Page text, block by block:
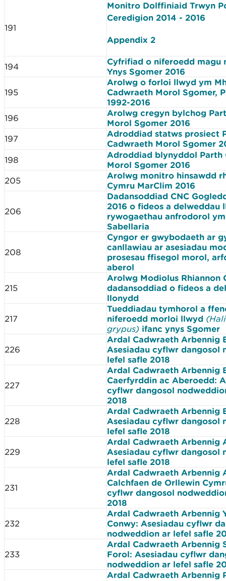
191
Monitro Dolffiniaid Trwyn
Ceredigion 2014 - 2016
Appendix 2
194
Cyfrifiad o niferoedd magu
Ynys Sgomer 2016
195
Arolwg o forloi llwyd ym
Cadwraeth Morol Sgomer,
1992-2016
196
Arolwg cregyn bylchog
Morol Sgomer 2016
197
Adroddiad statws prosiect
Cadwraeth Morol Sgomer
198
Adroddiad blynyddol Parth
Morol Sgomer 2016
205
Arolwg monitro hinsawdd
Cymru MarClim 2016
206
Dadansoddiad CNC
2016 o fideos a delweddau
rywogaethau anfrodorol
Sabellaria
208
Cyngor er gwybodaeth ar
canllawiau ar asesiadau
prosesau ffisegol morol,
aberol
215
Arolwg Modiolus Rhiannon
dadansoddiad o fideos a
llonydd
217
Tueddiadau tymhorol a
niferoedd morloi llwyd
grypus) ifanc ynys Sgomer
226
Ardal Cadwraeth Arbennig
Asesiadau cyflwr dangosol
lefel safle 2018
227
Ardal Cadwraeth Arbennig
Caerfyrddin ac Aberoedd:
cyflwr dangosol
2018
228
Ardal Cadwraeth Arbennig
Asesiadau cyflwr dangosol
lefel safle 2018
229
Ardal Cadwraeth Arbennig
Asesiadau cyflwr dangosol
lefel safle 2018
231
Ardal Cadwraeth Arbennig
Calchfaen de Orllewin
cyflwr dangosol
2018
232
Ardal Cadwraeth Arbennig
Conwy: Asesiadau cyflwr
nodweddion ar lefel safle
233
Ardal Cadwraeth Arbennig
Forol: Asesiadau cyflwr
nodweddion ar lefel safle
Ardal Cadwraeth Arbennig